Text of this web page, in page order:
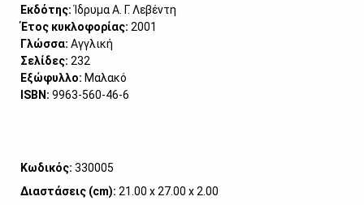
Εκδότης:Ίδρυμα Α. Γ. Λεβέντη
Έτος κυκλοφορίας: 2001
Γλώσσα: Αγγλική
Σελίδες: 232
Εξώφυλλο: Μαλακό
ISBΝ: 9963-560-46-6
Κωδικός: 330005
Διαστάσεις (cm): 21.00 x 27.00 x 2.00